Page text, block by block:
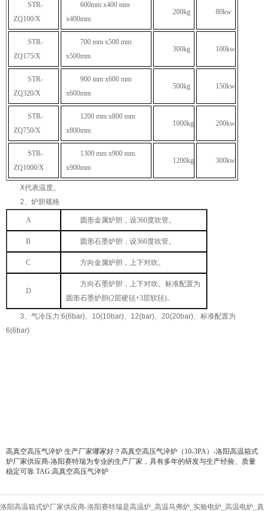
STR-
ZQ100/X
600mm x400 mm
x400mm
200kg 80kw
STR-
ZQ175/X
700 mm x500 mm
x500mm
300kg 100kw
STR-
ZQ320/X
900 mm x600 mm
x600mm
500kg 150kw
STR-
ZQ750/X
1200 mm x800 mm
x800mm
1000kg 200kw
STR-
ZQ1000/X
1300 mm x900 mm
x900mm
1200kg 300kw
X代表温度。
2、炉胆规格
A 圆形金属炉胆，设360度吹管。
B 圆形石墨炉胆，设360度吹管。
C 方向金属炉胆，上下对吹。
D
方向石墨炉胆，上下对吹。标准配置为
圆形石墨炉胆(2层硬毡+3层软毡)。
3、气冷压力:6(6bar)、 10(10bar)、 12(bar)、 20(20bar)、标准配置为
6(6bar)
高真空高压气淬炉 生产厂家哪家好？高真空高压气淬炉（10-3PA）-洛阳高温箱式
炉厂家供应商-洛阳赛特瑞为专业的生产厂家，具有多年的研发与生产经验、质量
稳定可靠 TAG:高真空高压气淬炉
洛阳高温箱式炉厂家供应商-洛阳赛特瑞是高温炉_高温马弗炉_实验电炉_高温电炉_真